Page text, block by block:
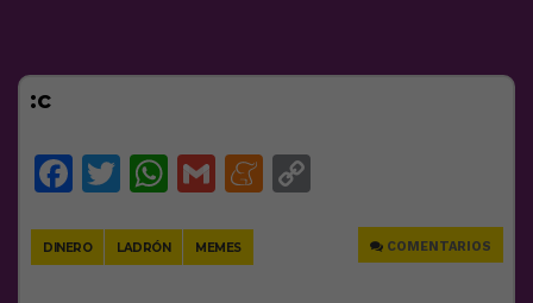
:c
Facebook
Twitter
WhatsApp
GmailMeneame
DINERO LADRÓN MEMES COMENTARIOS